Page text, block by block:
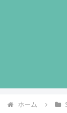
ホーム